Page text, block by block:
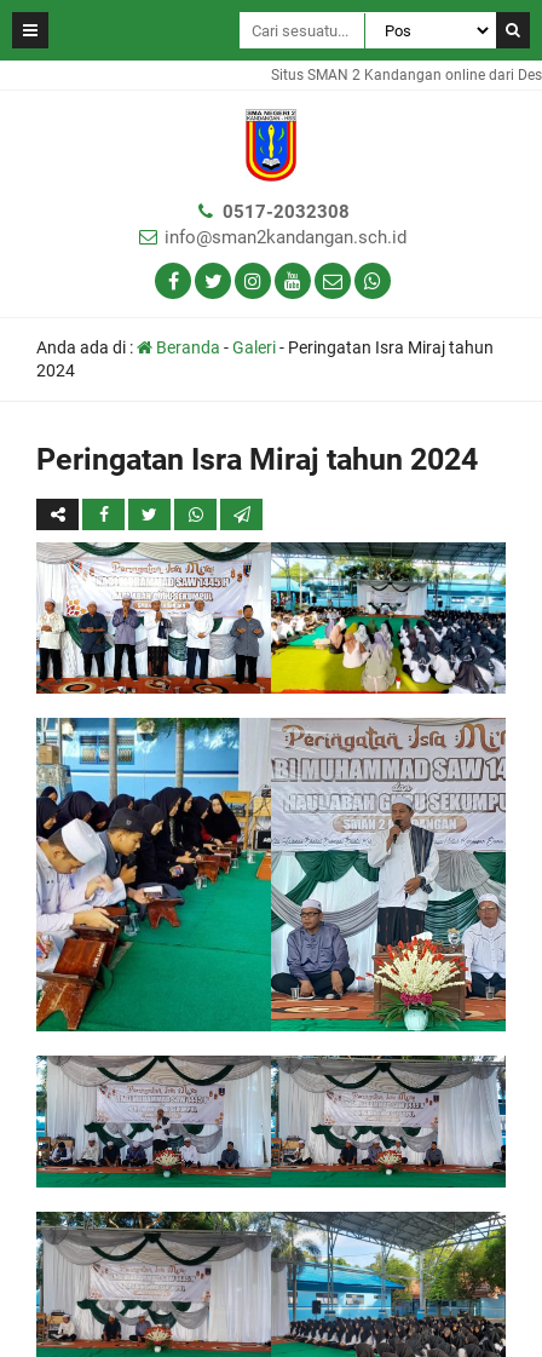
Situs SMAN 2 Kandangan online dari
0517-2032308
info@sman2kandangan.sch.id
Anda ada di : Beranda -Galeri- Peringatan Isra Miraj tahun
2024
Peringatan Isra Miraj tahun 2024